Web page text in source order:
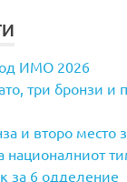
ИМО 2026
три бронзи и
и второ место
националниот
за 6 одделение